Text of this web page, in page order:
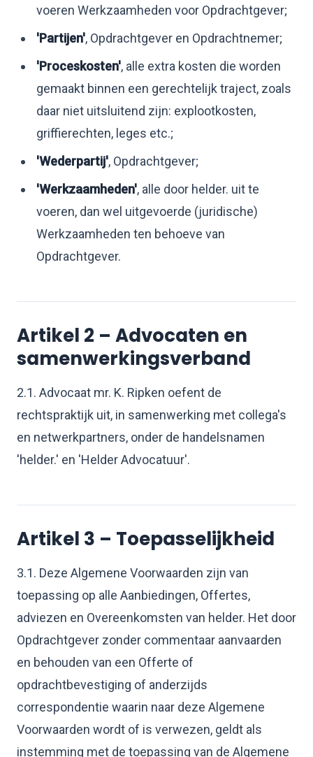
voeren Werkzaamheden voor Opdrachtgever;
'Partijen', Opdrachtgever en Opdrachtnemer;
'Proceskosten', alle extra kosten die worden
gemaakt binnen een gerechtelijk traject, zoals
daar niet uitsluitend zijn: explootkosten,
griffierechten, leges etc.;
'Wederpartij', Opdrachtgever;
'Werkzaamheden', alle door helder. uit te
voeren, dan wel uitgevoerde (juridische)
Werkzaamheden ten behoeve van
Opdrachtgever.
Artikel 2 – Advocaten en
samenwerkingsverband
2.1. Advocaat mr. K. Ripken oefent de
rechtspraktijk uit, in samenwerking met collega's
en netwerkpartners, onder de handelsnamen
'helder.' en 'Helder Advocatuur'.
Artikel 3 – Toepasselijkheid
3.1. Deze Algemene Voorwaarden zijn van
toepassing op alle Aanbiedingen, Offertes,
adviezen en Overeenkomsten van helder. Het door
Opdrachtgever zonder commentaar aanvaarden
en behouden van een Offerte of
opdrachtbevestiging of anderzijds
correspondentie waarin naar deze Algemene
Voorwaarden wordt of is verwezen, geldt als
instemming met de toepassing van de Algemene